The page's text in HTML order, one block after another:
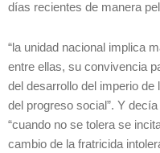
días recientes de manera
“la unidad nacional implica
entre ellas, su convivencia
del desarrollo del imperio
del progreso social”. Y
“cuando no se tolera se
cambio de la fratricida